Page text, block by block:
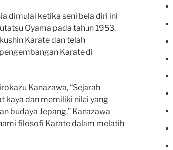
dimulai ketika seni bela diri ini
Oyama pada tahun 1953.
Karate dan telah
Karate di
Kanazawa, “Sejarah
kaya dan memiliki nilai yang
budaya Jepang.” Kanazawa
filosofi Karate dalam melatih